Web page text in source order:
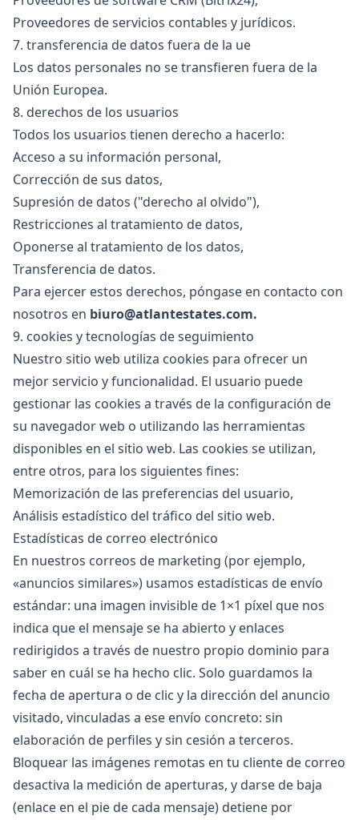
Proveedores de servicios contables y jurídicos.
7. transferencia de datos fuera de la ue
Los datos personales no se transfieren fuera de la
Unión Europea.
8. derechos de los usuarios
Todos los usuarios tienen derecho a hacerlo:
Acceso a su información personal,
Corrección de sus datos,
Supresión de datos ("derecho al olvido"),
Restricciones al tratamiento de datos,
Oponerse al tratamiento de los datos,
Transferencia de datos.
Para ejercer estos derechos, póngase en contacto con
nosotros en biuro@atlantestates.com.
9. cookies y tecnologías de seguimiento
Nuestro sitio web utiliza cookies para ofrecer un
mejor servicio y funcionalidad. El usuario puede
gestionar las cookies a través de la configuración de
su navegador web o utilizando las herramientas
disponibles en el sitio web. Las cookies se utilizan,
entre otros, para los siguientes fines:
Memorización de las preferencias del usuario,
Análisis estadístico del tráfico del sitio web.
Estadísticas de correo electrónico
En nuestros correos de marketing (por ejemplo,
«anuncios similares») usamos estadísticas de envío
estándar: una imagen invisible de 1×1 píxel que nos
indica que el mensaje se ha abierto y enlaces
redirigidos a través de nuestro propio dominio para
saber en cuál se ha hecho clic. Solo guardamos la
fecha de apertura o de clic y la dirección del anuncio
visitado, vinculadas a ese envío concreto: sin
elaboración de perfiles y sin cesión a terceros.
Bloquear las imágenes remotas en tu cliente de correo
desactiva la medición de aperturas, y darse de baja
(enlace en el pie de cada mensaje) detiene por